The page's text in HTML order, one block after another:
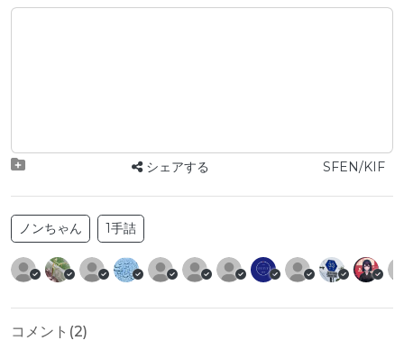
シェアする SFEN/KIF
ノンちゃん 1手詰
コメント(2)